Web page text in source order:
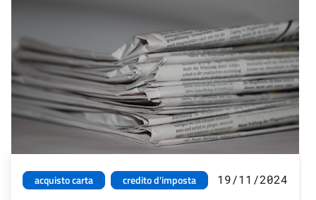
acquisto carta credito d'imposta 19/11/2024